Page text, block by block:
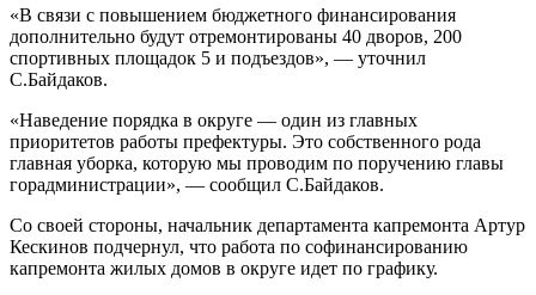
«В связи с повышением бюджетного финансирования
дополнительно будут отремонтированы 40 дворов, 200
спортивных площадок 5 и подъездов», — уточнил
С.Байдаков.
«Наведение порядка в округе — один из главных
приоритетов работы префектуры. Это собственного рода
главная уборка, которую мы проводим по поручению главы
горадминистрации», — сообщил С.Байдаков.
Со своей стороны, начальник департамента капремонта Артур
Кескинов подчернул, что работа по софинансированию
капремонта жилых домов в округе идет по графику.